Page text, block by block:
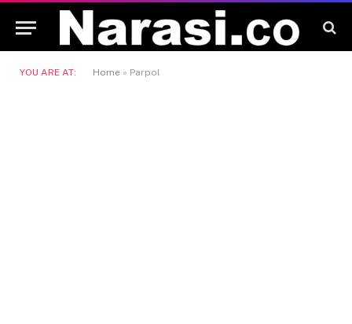
YOU ARE AT: Home » Parpol